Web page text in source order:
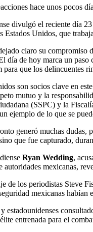
hace unos pocos
divulgó el reciente día
Unidos, que
claro su compromiso
día de hoy marca un
para que los delincuentes
son socios clave en
mutuo y la
(SSPC) y la
ejemplo de lo que se
generó muchas dudas,
que fue capturado,
Ryan Wedding,
mexicanas,
de los periodistas Steve
mexicanas
estadounidenses
entrenada para el